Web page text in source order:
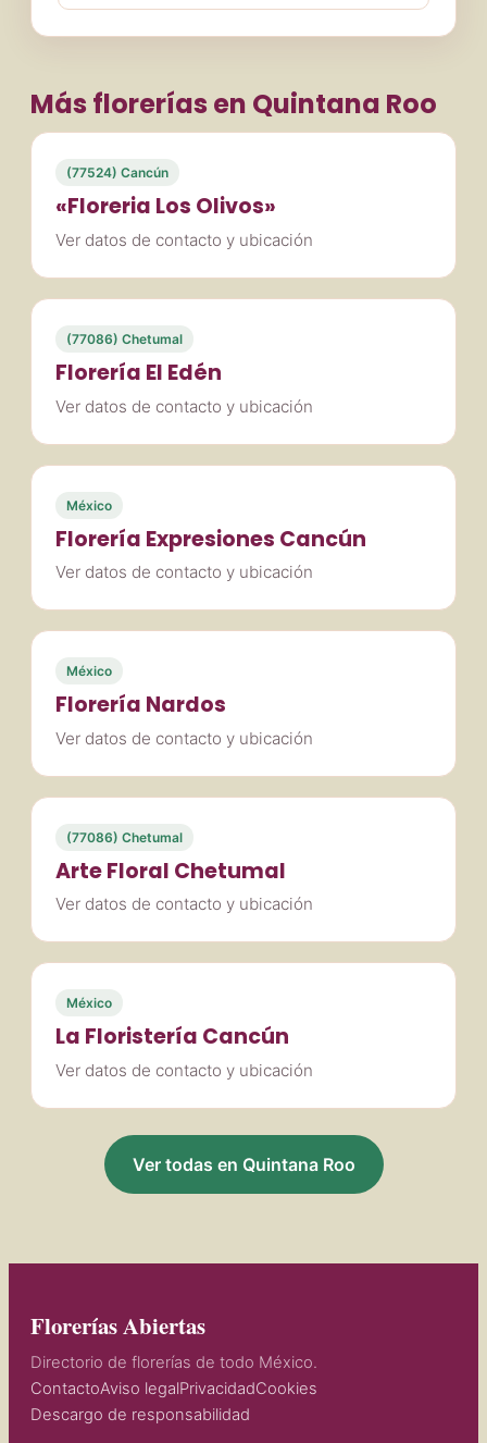
Más florerías en Quintana Roo
(77524) Cancún
«Floreria Los Olivos»
Ver datos de contacto y ubicación
(77086) Chetumal
Florería El Edén
Ver datos de contacto y ubicación
México
Florería Expresiones Cancún
Ver datos de contacto y ubicación
México
Florería Nardos
Ver datos de contacto y ubicación
(77086) Chetumal
Arte Floral Chetumal
Ver datos de contacto y ubicación
México
La Floristería Cancún
Ver datos de contacto y ubicación
Ver todas en Quintana Roo
Florerías Abiertas
Directorio de florerías de todo México.
ContactoAviso legalPrivacidadCookies
Descargo de responsabilidad